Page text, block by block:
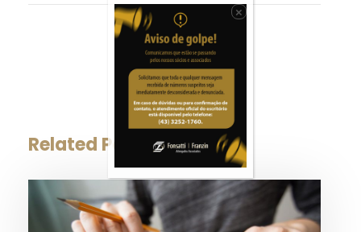
0 SHARES
Related Posts
×